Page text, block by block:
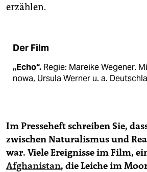
erzählen.
Der Film
„Echo“. Regie: Mareike Wegener.
nowa, Ursula Werner u. a.
Im Presseheft schreiben Sie,
zwischen Naturalismus und
war. Viele Ereignisse im Film,
Afghanistan, die Leiche im